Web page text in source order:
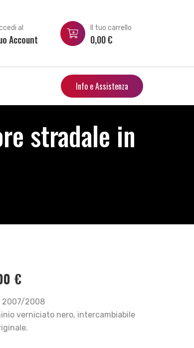
al
Account
Il tuo carrello
0,00€
Info e Assistenza
stradale in
€
2007/2008
verniciato nero, intercambiabile